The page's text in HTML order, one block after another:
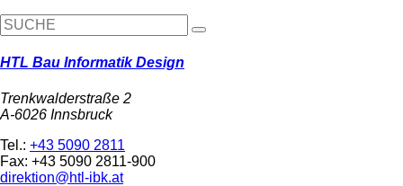
HTL Bau Informatik Design
Trenkwalderstraße 2
A-6026 Innsbruck
Tel.: +43 5090 2811
Fax: +43 5090 2811-900
direktion@htl-ibk.at